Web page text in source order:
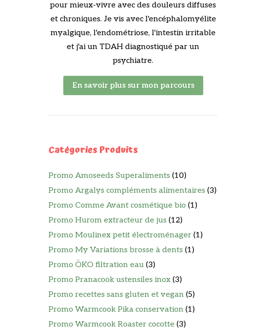
pour mieux-vivre avec des douleurs diffuses
et chroniques. Je vis avec l'encéphalomyélite
myalgique, l'endométriose, l'intestin irritable
et j'ai un TDAH diagnostiqué par un
psychiatre.
En savoir plus sur mon parcours
Catégories Produits
Promo Amoseeds Superaliments (10)
Promo Argalys compléments alimentaires (3)
Promo Comme Avant cosmétique bio (1)
Promo Hurom extracteur de jus (12)
Promo Moulinex petit électroménager (1)
Promo My Variations brosse à dents (1)
Promo ÖKO filtration eau (3)
Promo Pranacook ustensiles inox (3)
Promo recettes sans gluten et vegan (5)
Promo Warmcook Pika conservation (1)
Promo Warmcook Roaster cocotte (3)